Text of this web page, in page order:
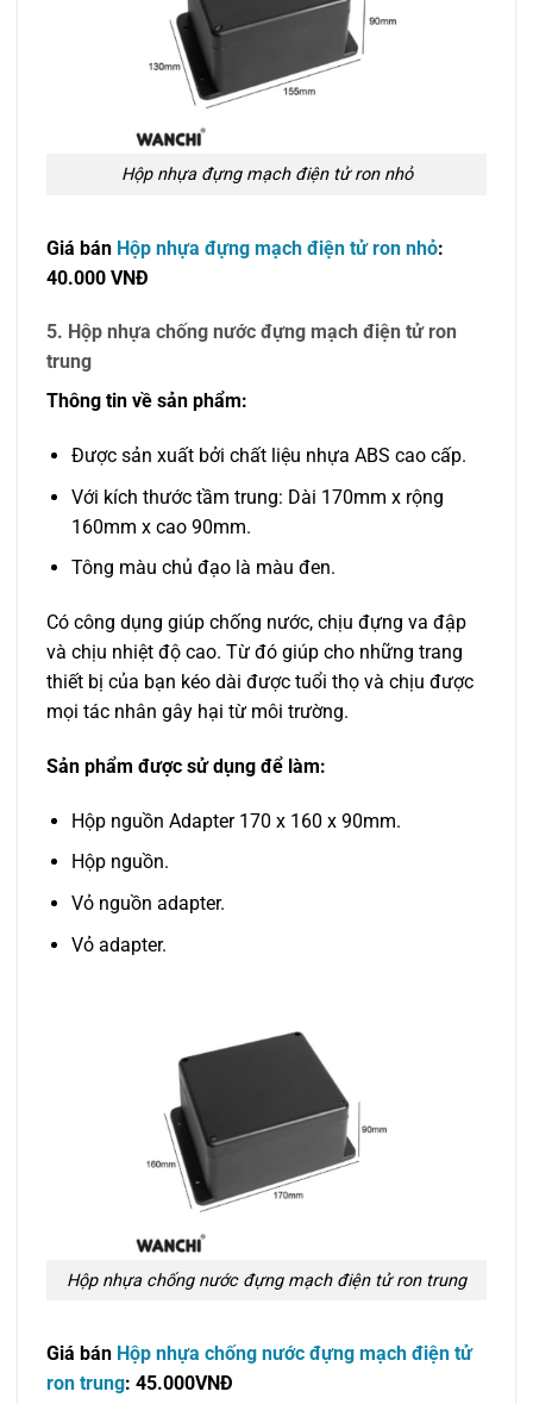
Hộp nhựa đựng mạch điện tử ron nhỏ
Giá bán Hộp nhựa đựng mạch điện tử ron nhỏ:
40.000 VNĐ
5. Hộp nhựa chống nước đựng mạch điện tử ron
trung
Thông tin về sản phẩm:
Được sản xuất bởi chất liệu nhựa ABS cao cấp.
Với kích thước tầm trung: Dài 170mm x rộng
160mm x cao 90mm.
Tông màu chủ đạo là màu đen.
Có công dụng giúp chống nước, chịu đựng va đập
và chịu nhiệt độ cao. Từ đó giúp cho những trang
thiết bị của bạn kéo dài được tuổi thọ và chịu được
mọi tác nhân gây hại từ môi trường.
Sản phẩm được sử dụng để làm:
Hộp nguồn Adapter 170 x 160 x 90mm.
Hộp nguồn.
Vỏ nguồn adapter.
Vỏ adapter.
Hộp nhựa chống nước đựng mạch điện tử ron trung
Giá bán Hộp nhựa chống nước đựng mạch điện tử
ron trung: 45.000VNĐ